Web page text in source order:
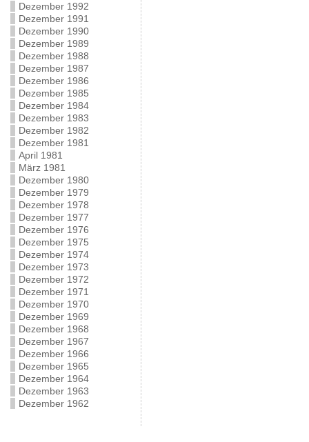
Dezember 1992
Dezember 1991
Dezember 1990
Dezember 1989
Dezember 1988
Dezember 1987
Dezember 1986
Dezember 1985
Dezember 1984
Dezember 1983
Dezember 1982
Dezember 1981
April 1981
März 1981
Dezember 1980
Dezember 1979
Dezember 1978
Dezember 1977
Dezember 1976
Dezember 1975
Dezember 1974
Dezember 1973
Dezember 1972
Dezember 1971
Dezember 1970
Dezember 1969
Dezember 1968
Dezember 1967
Dezember 1966
Dezember 1965
Dezember 1964
Dezember 1963
Dezember 1962